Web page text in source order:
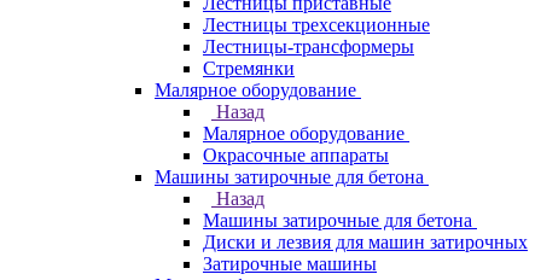
Лестницы трехсекционные
Лестницы-трансформеры
Стремянки
Малярное оборудование
Назад
Малярное оборудование
Окрасочные аппараты
Машины затирочные для бетона
Назад
Машины затирочные для бетона
Диски и лезвия для машин затирочных
Затирочные машины